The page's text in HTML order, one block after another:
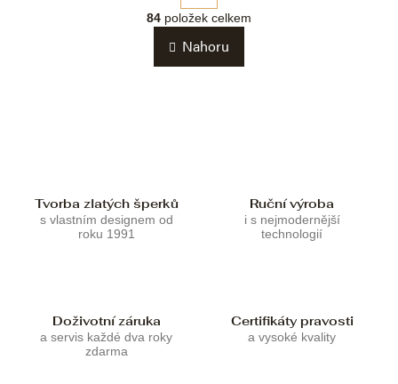
v
l
á
d
á
n
k
84 položek celkem
Nahoru
Tvorba zlatých šperků
s vlastním designem od
roku 1991
Ruční výroba
i s nejmodernější
technologií
Doživotní záruka
a servis každé dva roky
zdarma
Certifikáty pravosti
a vysoké kvality